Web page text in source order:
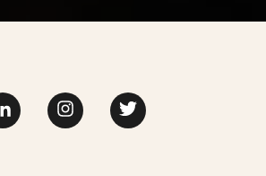
Page LinkedinPage Facebook
Page twitter